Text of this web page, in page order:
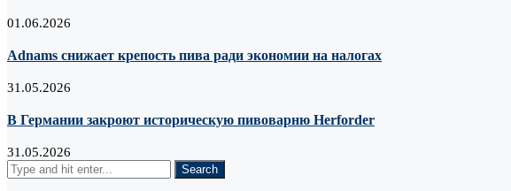
01.06.2026
Adnams снижает крепость пива ради экономии на налогах
31.05.2026
В Германии закроют историческую пивоварню Herforder
31.05.2026